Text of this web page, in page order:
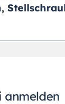
anmelden